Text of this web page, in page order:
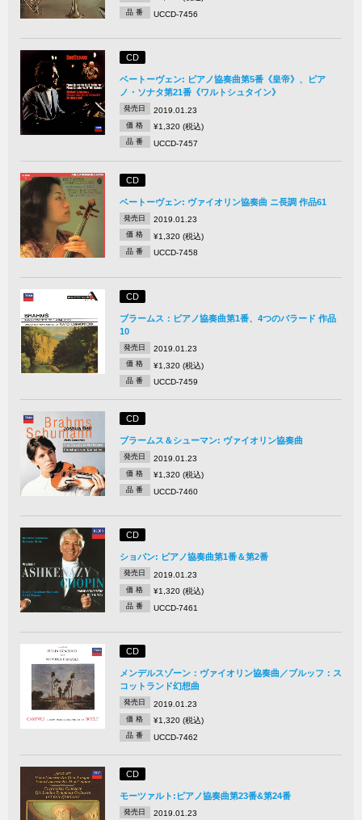
品 番 UCCD-7456
CD
ベートーヴェン: ピアノ協奏曲第5番《皇帝》、ピア
ノ・ソナタ第21番《ワルトシュタイン》
発売日 2019.01.23
価 格 ¥1,320 (税込)
品 番 UCCD-7457
CD
ベートーヴェン: ヴァイオリン協奏曲 ニ長調 作品61
発売日 2019.01.23
価 格 ¥1,320 (税込)
品 番 UCCD-7458
CD
ブラームス：ピアノ協奏曲第1番、4つのバラード 作品
10
発売日 2019.01.23
価 格 ¥1,320 (税込)
品 番 UCCD-7459
CD
ブラームス＆シューマン: ヴァイオリン協奏曲
発売日 2019.01.23
価 格 ¥1,320 (税込)
品 番 UCCD-7460
CD
ショパン: ピアノ協奏曲第1番＆第2番
発売日 2019.01.23
価 格 ¥1,320 (税込)
品 番 UCCD-7461
CD
メンデルスゾーン：ヴァイオリン協奏曲／ブルッフ：ス
コットランド幻想曲
発売日 2019.01.23
価 格 ¥1,320 (税込)
品 番 UCCD-7462
CD
モーツァルト:ピアノ協奏曲第23番&第24番
発売日 2019.01.23